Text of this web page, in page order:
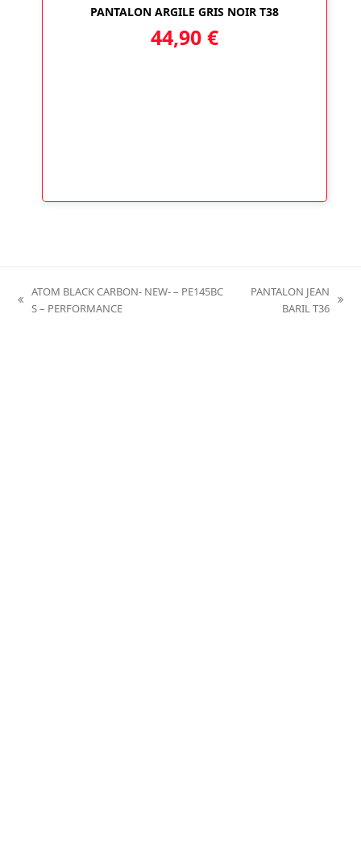
PANTALON ARGILE GRIS NOIR T38
44,90 €
previous
ATOM BLACK CARBON- NEW- – PE145BC
S – PERFORMANCE
PANTALON JEAN
BARIL T36